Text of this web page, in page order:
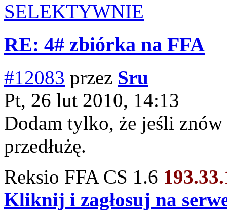
SELEKTYWNIE
RE: 4# zbiórka na FFA
#12083 przez Sru
Pt, 26 lut 2010, 14:13
Dodam tylko, że jeśli znów
przedłużę.
Reksio FFA CS 1.6
Kliknij i zagłosuj na